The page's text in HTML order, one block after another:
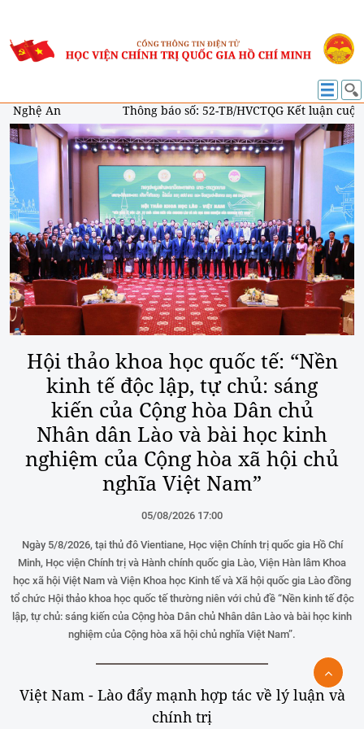
Nghệ An Thông báo số: 52-TB/HVCTQG Kết luận
Hội thảo khoa học quốc tế: “Nền
kinh tế độc lập, tự chủ: sáng
kiến của Cộng hòa Dân chủ
Nhân dân Lào và bài học kinh
nghiệm của Cộng hòa xã hội chủ
nghĩa Việt Nam”
05/08/2026 17:00
Ngày 5/8/2026, tại thủ đô Vientiane, Học viện Chính trị quốc gia Hồ Chí
Minh, Học viện Chính trị và Hành chính quốc gia Lào, Viện Hàn lâm Khoa
học xã hội Việt Nam và Viện Khoa học Kinh tế và Xã hội quốc gia Lào đồng
tổ chức Hội thảo khoa học quốc tế thường niên với chủ đề “Nền kinh tế độc
lập, tự chủ: sáng kiến của Cộng hòa Dân chủ Nhân dân Lào và bài học kinh
nghiệm của Cộng hòa xã hội chủ nghĩa Việt Nam”.
Việt Nam - Lào đẩy mạnh hợp tác về lý luận và
chính trị